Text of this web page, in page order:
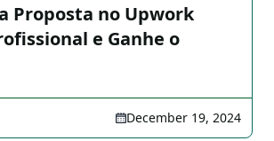
Proposta no Upwork
e Ganhe o
December 19, 2024